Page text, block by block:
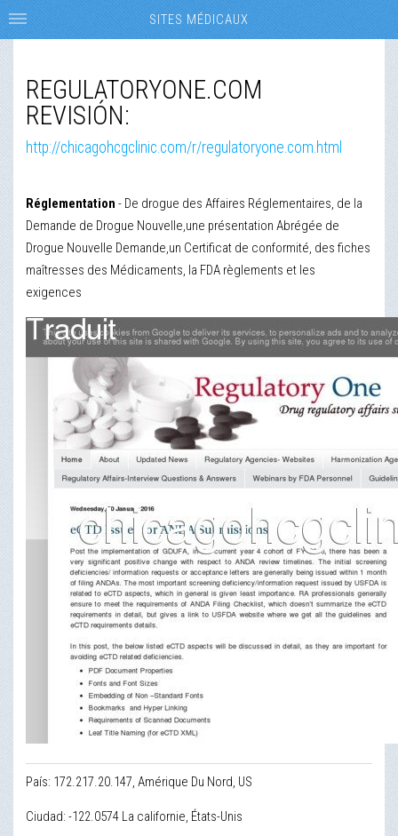
REGULATORYONE.COM
REVISIÓN:
http://chicagohcgclinic.com/r/regulatoryone.com.html
Réglementation - De drogue des Affaires Réglementaires, de la
Demande de Drogue Nouvelle,une présentation Abrégée de
Drogue Nouvelle Demande,un Certificat de conformité, des fiches
maîtresses des Médicaments, la FDA règlements et les
exigences
País: 172.217.20.147, Amérique Du Nord, US
Ciudad: -122.0574 La californie, États-Unis
SITES MÉDICAUX